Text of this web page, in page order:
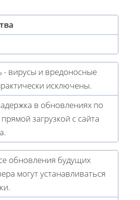
- вирусы и вредоносные
исключены.
в обновлениях по
загрузкой с сайта
обновления будущих
могут устанавливаться